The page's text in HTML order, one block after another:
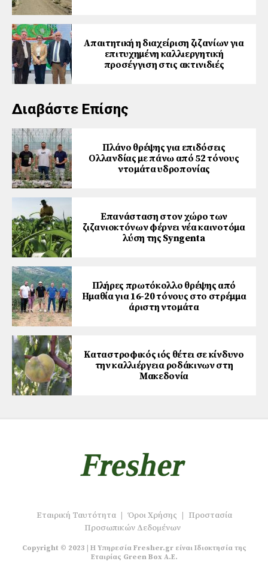
Απαιτητική η διαχείριση ζιζανίων για
επιτυχημένη καλλιεργητική
προσέγγιση στις ακτινιδιές
Διαβάστε Επίσης
Πλάνο θρέψης για επιδόσεις
Ολλανδίας με πάνω από 52 τόνους
ντομάτα υδροπονίας
Επανάσταση στον χώρο των
ζιζανιοκτόνων φέρνει νέα καινοτόμα
λύση της Syngenta
Πλήρες πρωτόκολλο θρέψης από
Ημαθία για 16-20 τόνους στο στρέμμα
άριστη ντομάτα
Καταστροφικός ιός θέτει σε κίνδυνο
την καλλιέργεια ροδάκινων στη
Μακεδονία
Εταιρική Ταυτότητα | Όροι Χρήσης | Προστασία
Προσωπικών Δεδομένων
Copyright © 2023 | Η Υπηρεσία Fresher.gr είναι Ιδιοκτησία της
Εταιρίας Green Box A.E.